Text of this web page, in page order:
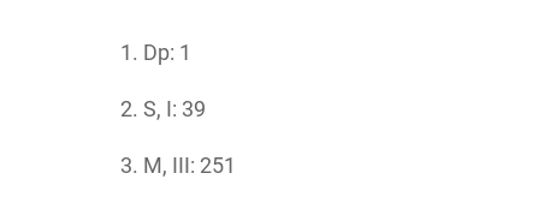
Dp: 1
S, I: 39
M, III: 251